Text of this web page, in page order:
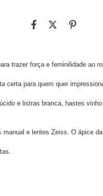
trazer força e feminilidade ao
certa para quem quer
e listras branca, hastes
e lentes Zeiss. O ápice